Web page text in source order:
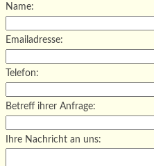
Name:
Emailadresse:
Telefon:
Betreff ihrer Anfrage:
Ihre Nachricht an uns: